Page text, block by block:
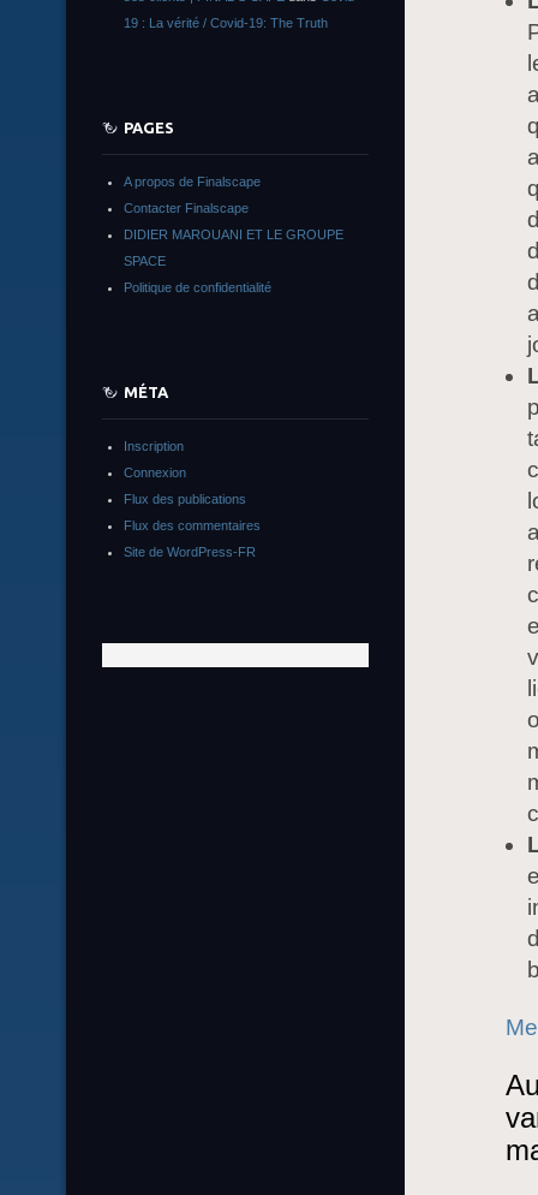
19 : La vérité / Covid-19: The Truth
PAGES
A propos de Finalscape
Contacter Finalscape
DIDIER MAROUANI ET LE GROUPE
SPACE
Politique de confidentialité
MÉTA
Inscription
Connexion
Flux des publications
Flux des commentaires
Site de WordPress-FR